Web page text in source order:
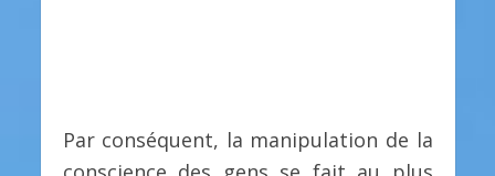
Par conséquent, la manipulation de la